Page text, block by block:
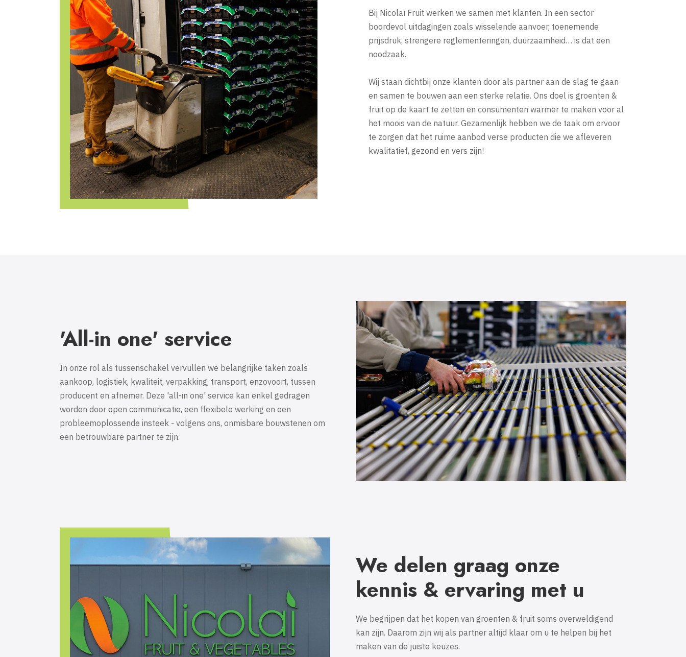
Bij Nicolaï Fruit werken we samen met klanten. In een sector
boordevol uitdagingen zoals wisselende aanvoer, toenemende
prijsdruk, strengere reglementeringen, duurzaamheid… is dat een
noodzaak.
Wij staan dichtbij onze klanten door als partner aan de slag te gaan
en samen te bouwen aan een sterke relatie. Ons doel is groenten &
fruit op de kaart te zetten en consumenten warmer te maken voor al
het moois van de natuur. Gezamenlijk hebben we de taak om ervoor
te zorgen dat het ruime aanbod verse producten die we afleveren
kwalitatief, gezond en vers zijn!
'All-in one' service
In onze rol als tussenschakel vervullen we belangrijke taken zoals
aankoop, logistiek, kwaliteit, verpakking, transport, enzovoort, tussen
producent en afnemer. Deze 'all-in one' service kan enkel gedragen
worden door open communicatie, een flexibele werking en een
probleemoplossende insteek - volgens ons, onmisbare bouwstenen om
een betrouwbare partner te zijn.
We delen graag onze
kennis & ervaring met u
We begrijpen dat het kopen van groenten & fruit soms overweldigend
kan zijn. Daarom zijn wij als partner altijd klaar om u te helpen bij het
maken van de juiste keuzes.